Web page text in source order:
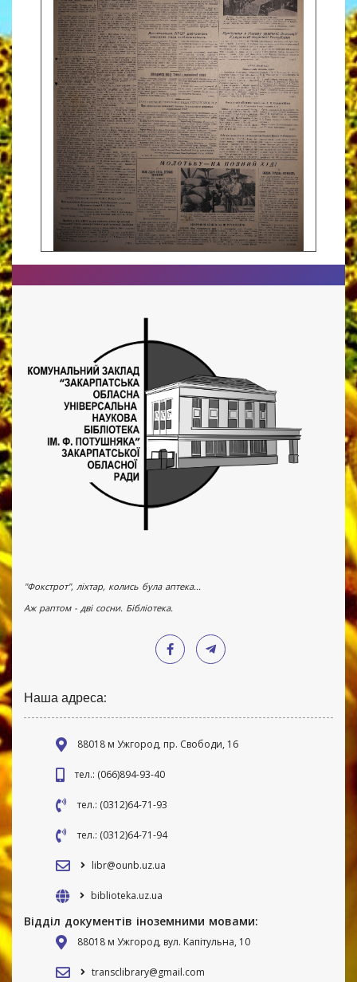
"Фокстрот", ліхтар, колись була аптека...
Аж раптом - дві сосни. Бібліотека.
Наша адреса:
88018 м Ужгород, пр. Свободи, 16
тел.: (066)894-93-40
тел.: (0312)64-71-93
тел.: (0312)64-71-94
libr@ounb.uz.ua
biblioteka.uz.ua
Відділ документів іноземними мовами:
88018 м Ужгород, вул. Капітульна, 10
transclibrary@gmail.com